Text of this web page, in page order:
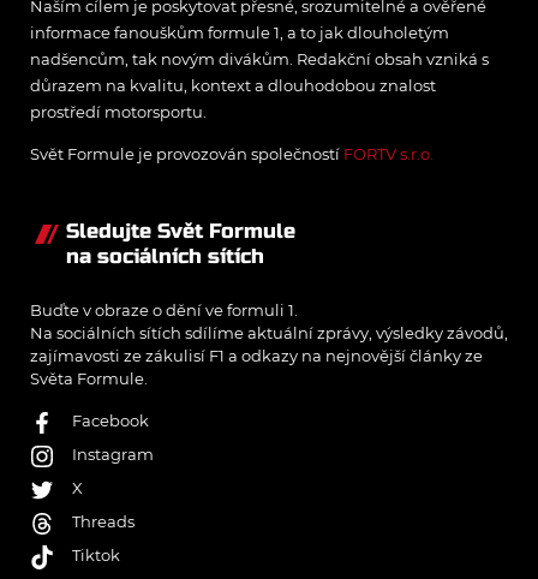
Naším cílem je poskytovat přesné, srozumitelné a ověřené
informace fanouškům formule 1, a to jak dlouholetým
nadšencům, tak novým divákům. Redakční obsah vzniká s
důrazem na kvalitu, kontext a dlouhodobou znalost
prostředí motorsportu.
Svět Formule je provozován společností FORTV s.r.o.
Sledujte Svět Formule
na sociálních sítích
Buďte v obraze o dění ve formuli 1.
Na sociálních sítích sdílíme aktuální zprávy, výsledky závodů,
zajímavosti ze zákulisí F1 a odkazy na nejnovější články ze
Světa Formule.
Facebook
Instagram
X
Threads
Tiktok